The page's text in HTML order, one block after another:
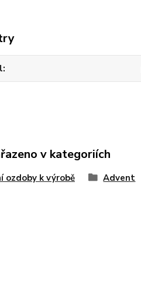
v kategoriích
ozdoby k výrobě Advent